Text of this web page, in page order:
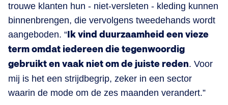
trouwe klanten hun - niet-versleten - kleding kunnen
binnenbrengen, die vervolgens tweedehands wordt
aangeboden. “Ik vind duurzaamheid een vieze
term omdat iedereen die tegenwoordig
gebruikt en vaak niet om de juiste reden. Voor
mij is het een strijdbegrip, zeker in een sector
waarin de mode om de zes maanden verandert.”